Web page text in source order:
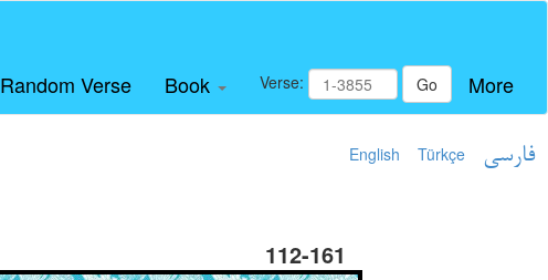
Random Verse Book Verse: Go More
English Türkçe فارسی
112-161